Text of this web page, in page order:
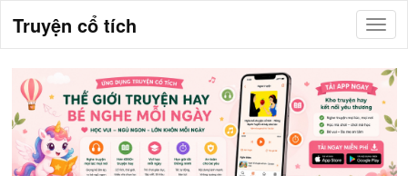
Truyện cổ tích